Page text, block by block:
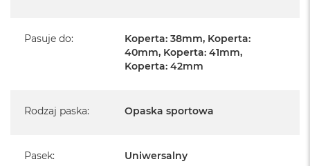
Pasuje do:
Koperta: 38mm, Koperta:
40mm, Koperta: 41mm,
Koperta: 42mm
Rodzaj paska: Opaska sportowa
Pasek: Uniwersalny